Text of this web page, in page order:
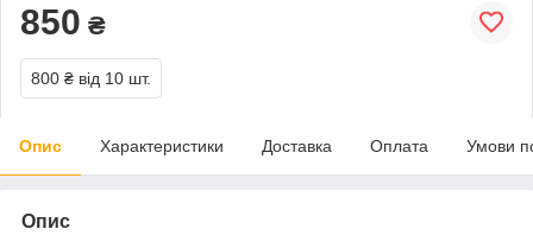
850 ₴
800 ₴ від 10 шт.
Опис Характеристики Доставка Оплата Умови
Опис